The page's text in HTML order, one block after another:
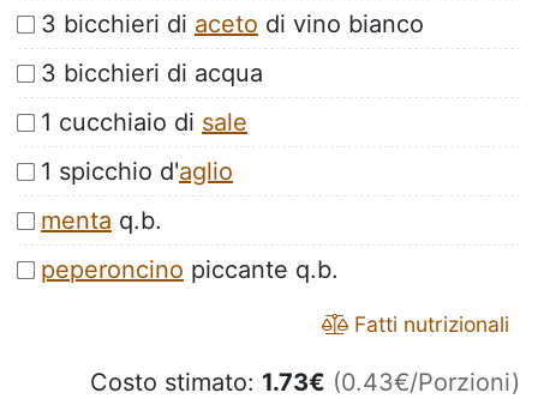
3 bicchieri di aceto di vino bianco
3 bicchieri di acqua
1 cucchiaio di sale
1 spicchio d'aglio
menta q.b.
peperoncino piccante q.b.
Fatti nutrizionali
Costo stimato: 1.73€ (0.43€/Porzioni)